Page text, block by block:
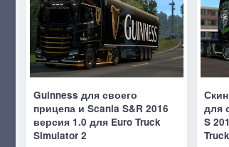
Guinness для своего
прицепа и Scania S&R 2016
версия 1.0 для Euro Truck
Simulator 2
для
S